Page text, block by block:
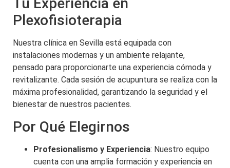
Tu Experiencia en
Plexofisioterapia
Nuestra clínica en Sevilla está equipada con
instalaciones modernas y un ambiente relajante,
pensado para proporcionarte una experiencia cómoda y
revitalizante. Cada sesión de acupuntura se realiza con la
máxima profesionalidad, garantizando la seguridad y el
bienestar de nuestros pacientes.
Por Qué Elegirnos
Profesionalismo y Experiencia: Nuestro equipo
cuenta con una amplia formación y experiencia en